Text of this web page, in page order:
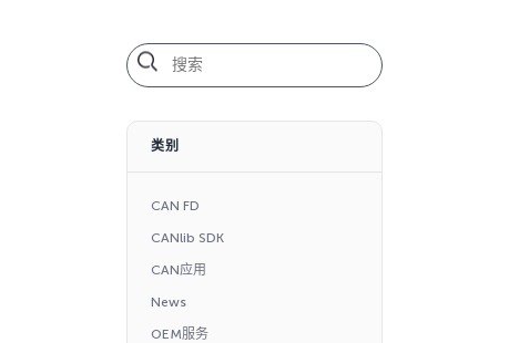
类别
CAN FD
CANlib SDK
CAN应用
News
OEM服务